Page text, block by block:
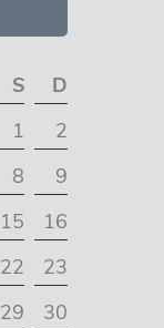
S
D
1
2
8
9
15
16
22
23
29
30